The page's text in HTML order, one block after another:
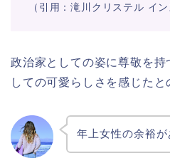
（引用：滝川クリステル イン
政治家としての姿に尊敬を持
しての可愛らしさを感じたと
年上女性の余裕が